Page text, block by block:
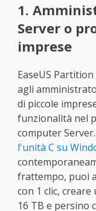
1.
Server o
imprese
EaseUS
agli
di piccole
funzionalità nel
computer
l'unità C su
frattempo, puoi
con 1 clic,
16 TB e persino